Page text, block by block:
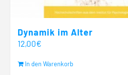
Dynamik im Alter
12,00€
In den Warenkorb